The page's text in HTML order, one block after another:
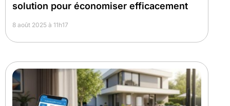
solution pour économiser efficacement
8 août 2025 à 11h17